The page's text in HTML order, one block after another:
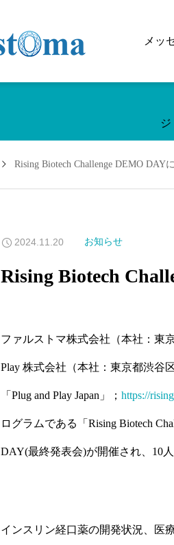
メッ
ジ
Rising Biotech Challenge DEMO DAY
2024.11.20 お知らせ
Rising Biotech
ファルストマ株式会社（本社：東
Play 株式会社（本社：東京都渋谷
「Plug and Play Japan」； https://
ログラムである「Rising Biotech
DAY(最終発表会)が開催され、10
インスリン経口薬の開発状況、医